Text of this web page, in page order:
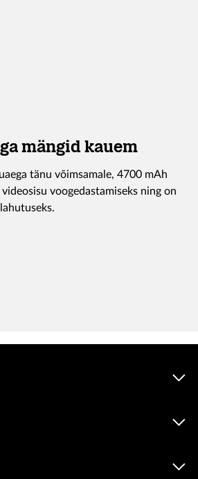
mängid kauem
tänu võimsamale, 4700 mAh
voogedastamiseks ning on